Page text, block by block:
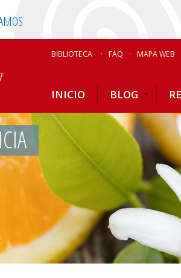
BIBLIOTECA FAQ MAPA WEB
INICIO BLOG